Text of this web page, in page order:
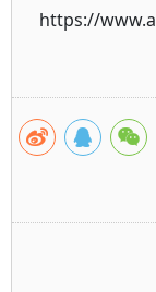
https://